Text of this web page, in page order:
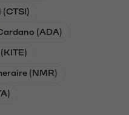
(ADA)
(NMR)